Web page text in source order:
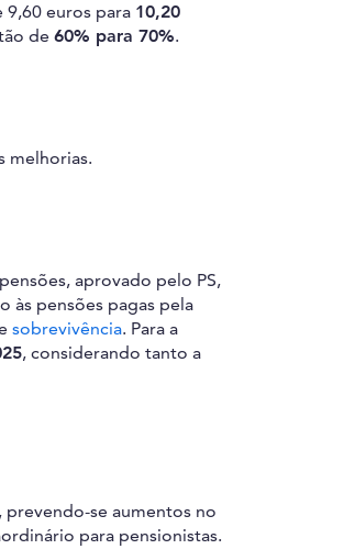
9,60 euros para 10,20
de 60% para 70%.
melhorias.
aprovado pelo PS,
às pensões pagas pela
sobrevivência. Para a
, considerando tanto a
se aumentos no
para pensionistas.